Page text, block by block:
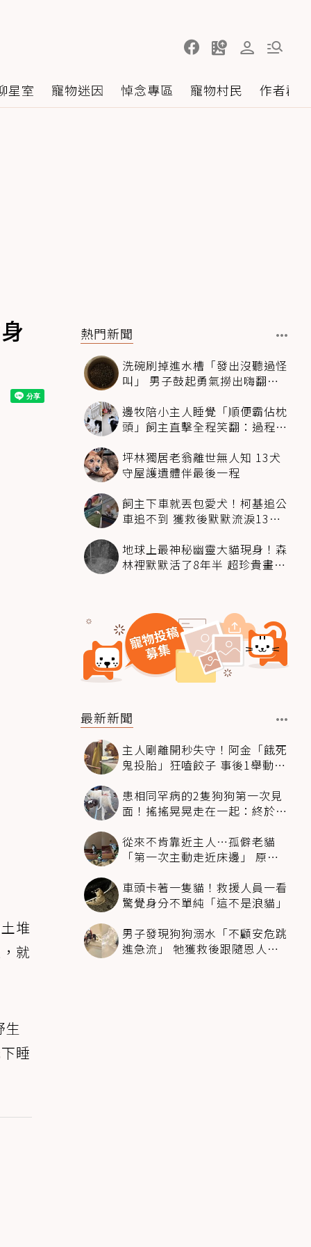
星室 寵物迷因 悼念專區 寵物村民 作者群
堆
就
生
睡
熱門新聞
洗碗刷掉進水槽「發出沒聽過怪
叫」 男子鼓起勇氣撈出嗨翻：
邊牧陪小主人睡覺「順便霸佔枕
頭」飼主直擊全程笑翻：過程絲
坪林獨居老翁離世無人知 13犬
守屋護遺體伴最後一程
飼主下車就丟包愛犬！柯基追公
車追不到 獲救後默默流淚13萬
地球上最神秘幽靈大貓現身！森
林裡默默活了8年半 超珍貴畫面
最新新聞
主人剛離開秒失守！阿金「餓死
鬼投胎」狂嗑餃子 事後1舉動反
患相同罕病的2隻狗狗第一次見
面！搖搖晃晃走在一起：終於找
從來不肯靠近主人…孤僻老貓
「第一次主動走近床邊」 原因
車頭卡著一隻貓！救援人員一看
驚覺身分不單純「這不是浪貓」
男子發現狗狗溺水「不顧安危跳
進急流」 牠獲救後跟隨恩人不